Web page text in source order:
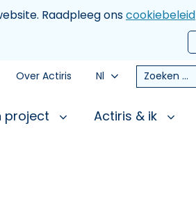
Raadpleeg onscookiebeleid
Over Actiris Nl Zoeken
project Actiris & ik